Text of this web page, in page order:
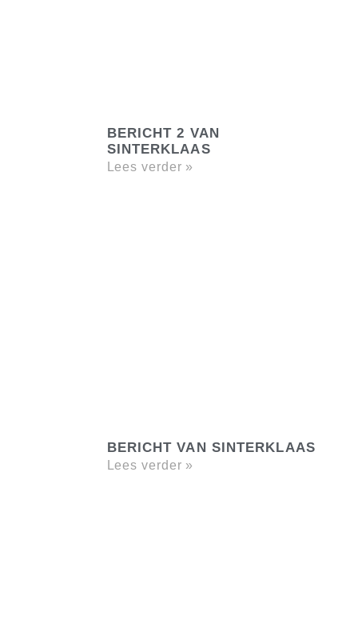
BERICHT 2 VAN
SINTERKLAAS
Lees verder »
BERICHT VAN SINTERKLAAS
Lees verder »